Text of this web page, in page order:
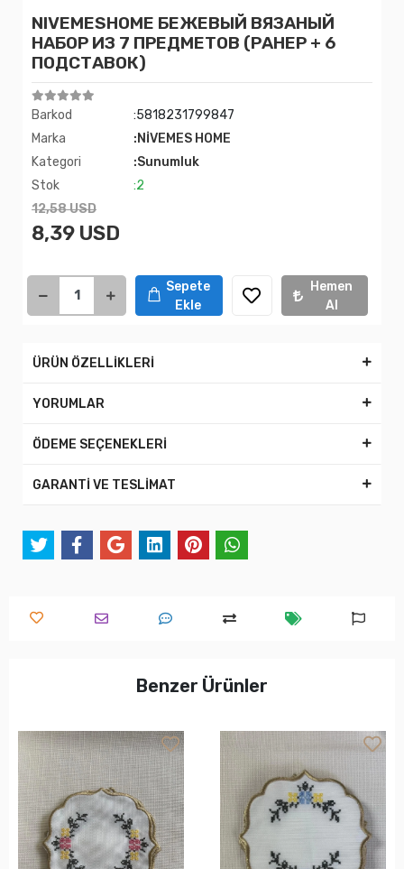
NIVEMESHOME БЕЖЕВЫЙ ВЯЗАНЫЙ
НАБОР ИЗ 7 ПРЕДМЕТОВ (РАНЕР + 6
ПОДСТАВОК)
Barkod
:5818231799847
Marka
:NİVEMES HOME
Kategori
:Sunumluk
Stok
:2
12,58 USD
8,39 USD
Sepete
Ekle
Hemen
Al
ÜRÜN ÖZELLİKLERİ
YORUMLAR
ÖDEME SEÇENEKLERİ
GARANTİ VE TESLİMAT
Benzer Ürünler